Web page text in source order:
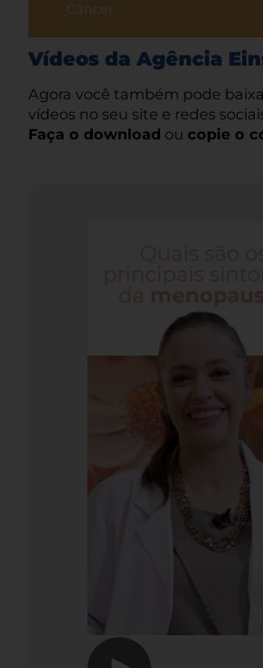
Câncer
Vídeos da Agência
Agora você também pode
vídeos no seu site e redes
Faça o download ou copie o